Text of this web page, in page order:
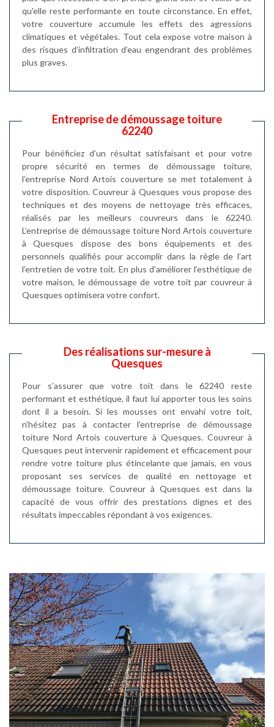
qu'elle reste performante en toute circonstance. En effet,
votre couverture accumule les effets des agressions
climatiques et végétales. Tout cela expose votre maison à
des risques d’infiltration d’eau engendrant des problèmes
plus graves.
Entreprise de démoussage toiture
62240
Pour bénéficiez d’un résultat satisfaisant et pour votre
propre sécurité en termes de démoussage toiture,
l’entreprise Nord Artois couverture se met totalement à
votre disposition. Couvreur à Quesques vous propose des
techniques et des moyens de nettoyage très efficaces,
réalisés par les meilleurs couvreurs dans le 62240.
L’entreprise de démoussage toiture Nord Artois couverture
à Quesques dispose des bons équipements et des
personnels qualifiés pour accomplir dans la règle de l’art
l’entretien de votre toit. En plus d’améliorer l’esthétique de
votre maison, le démoussage de votre toit par couvreur à
Quesques optimisera votre confort.
Des réalisations sur-mesure à
Quesques
Pour s’assurer que votre toit dans le 62240 reste
performant et esthétique, il faut lui apporter tous les soins
dont il a besoin. Si les mousses ont envahi votre toit,
n’hésitez pas à contacter l’entreprise de démoussage
toiture Nord Artois couverture à Quesques. Couvreur à
Quesques peut intervenir rapidement et efficacement pour
rendre votre toiture plus étincelante que jamais, en vous
proposant ses services de qualité en nettoyage et
démoussage toiture. Couvreur à Quesques est dans la
capacité de vous offrir des prestations dignes et des
résultats impeccables répondant à vos exigences.